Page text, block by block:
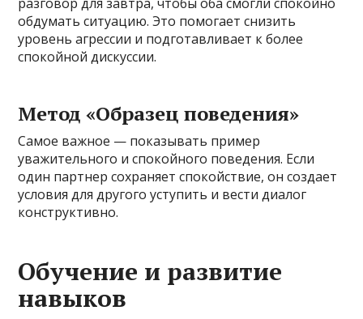
обдумать ситуацию. Это помогает снизить
уровень агрессии и подготавливает к более
спокойной дискуссии.
Метод «Образец поведения»
Самое важное — показывать пример
уважительного и спокойного поведения. Если
один партнер сохраняет спокойствие, он создает
условия для другого уступить и вести диалог
конструктивно.
Обучение и развитие
навыкoв